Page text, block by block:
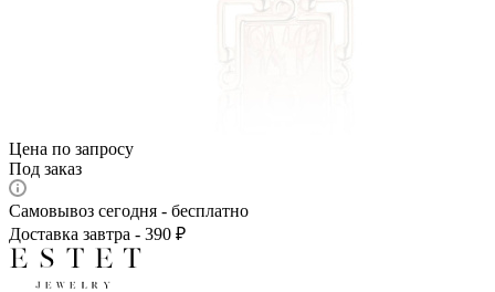
Цена по запросу
Под заказ
Самовывоз сегодня - бесплатно
Доставка завтра - 390 ₽